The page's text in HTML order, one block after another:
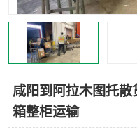
咸阳到阿拉木图托
箱整柜运输